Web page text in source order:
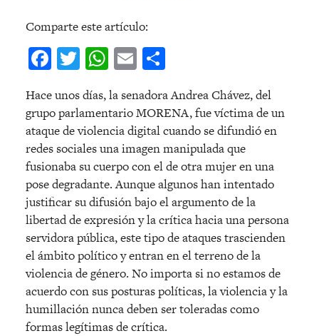
Comparte este artículo:
Facebook
Twitter
WhatsApp
Email
Hace unos días, la senadora Andrea Chávez, del
grupo parlamentario MORENA, fue víctima de un
ataque de violencia digital cuando se difundió en
redes sociales una imagen manipulada que
fusionaba su cuerpo con el de otra mujer en una
pose degradante. Aunque algunos han intentado
justificar su difusión bajo el argumento de la
libertad de expresión y la crítica hacia una persona
servidora pública, este tipo de ataques trascienden
el ámbito político y entran en el terreno de la
violencia de género. No importa si no estamos de
acuerdo con sus posturas políticas, la violencia y la
humillación nunca deben ser toleradas como
formas legítimas de crítica.